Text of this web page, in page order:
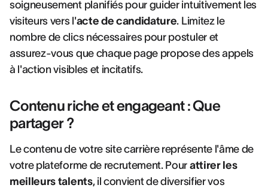
soigneusement planifiés pour guider intuitivement les
visiteurs vers l'acte de candidature. Limitez le
nombre de clics nécessaires pour postuler et
assurez-vous que chaque page propose des appels
à l'action visibles et incitatifs.
Contenu riche et engageant : Que
partager ?
Le contenu de votre site carrière représente l'âme de
votre plateforme de recrutement. Pour attirer les
meilleurs talents, il convient de diversifier vos